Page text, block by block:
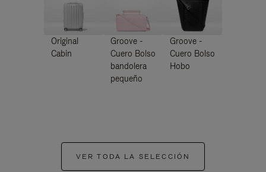
Original
Cabin
Groove -
Cuero Bolso
bandolera
pequeño
Groove -
Cuero Bolso
Hobo
VER TODA LA SELECCIÓN